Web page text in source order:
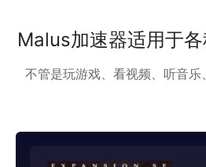
Malus加速器适用于
不管是玩游戏、看视频、听音